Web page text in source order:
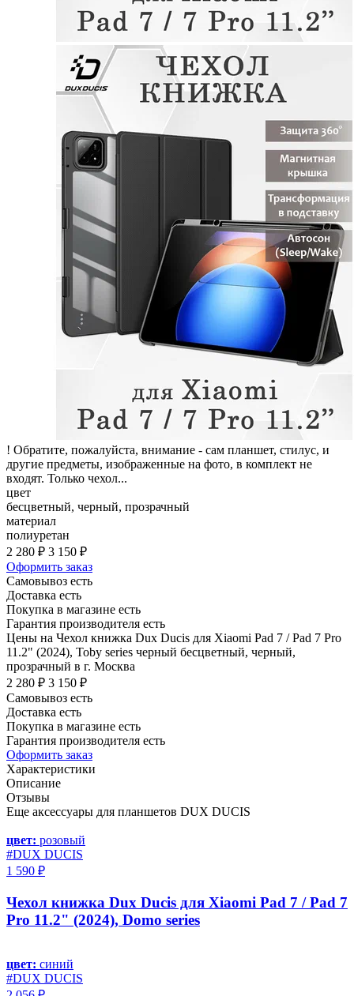
! Обратите, пожалуйста, внимание - сам планшет, стилус, и
другие предметы, изображенные на фото, в комплект не
входят. Только чехол...
цвет
бесцветный, черный, прозрачный
материал
полиуретан
2 280 ₽ 3 150 ₽
Оформить заказ
Самовывоз есть
Доставка есть
Покупка в магазине есть
Гарантия производителя есть
Цены на Чехол книжка Dux Ducis для Xiaomi Pad 7 / Pad 7 Pro
11.2" (2024), Toby series черный бесцветный, черный,
прозрачный в г. Москва
2 280 ₽ 3 150 ₽
Самовывоз есть
Доставка есть
Покупка в магазине есть
Гарантия производителя есть
Оформить заказ
Характеристики
Описание
Отзывы
Еще аксессуары для планшетов DUX DUCIS
цвет: розовый
#DUX DUCIS
1 590 ₽
Чехол книжка Dux Ducis для Xiaomi Pad 7 / Pad 7
Pro 11.2" (2024), Domo series
цвет: синий
#DUX DUCIS